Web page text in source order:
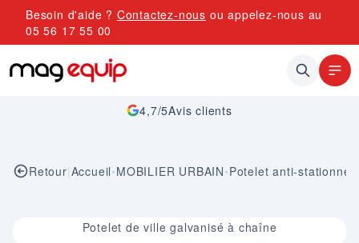
Allez au contenu
Besoin d'aide ? Contactez-nous ou appelez-nous au
05 56 17 55 00
4,7/5Avis clients
Retour|Accueil•MOBILIER URBAIN•Potelet anti-
Image 1 sur 5Potelet de ville galvanisé à chaîne